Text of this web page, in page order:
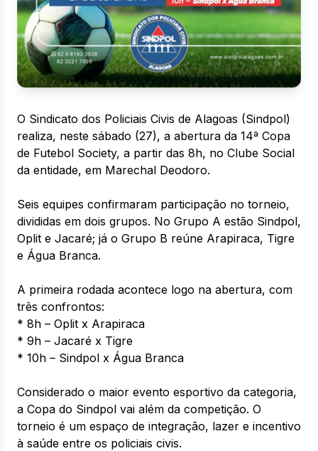
O Sindicato dos Policiais Civis de Alagoas (Sindpol)
realiza, neste sábado (27), a abertura da 14ª Copa
de Futebol Society, a partir das 8h, no Clube Social
da entidade, em Marechal Deodoro.
Seis equipes confirmaram participação no torneio,
divididas em dois grupos. No Grupo A estão Sindpol,
Oplit e Jacaré; já o Grupo B reúne Arapiraca, Tigre
e Água Branca.
A primeira rodada acontece logo na abertura, com
três confrontos:
* 8h – Oplit x Arapiraca
* 9h – Jacaré x Tigre
* 10h – Sindpol x Água Branca
Considerado o maior evento esportivo da categoria,
a Copa do Sindpol vai além da competição. O
torneio é um espaço de integração, lazer e incentivo
à saúde entre os policiais civis.